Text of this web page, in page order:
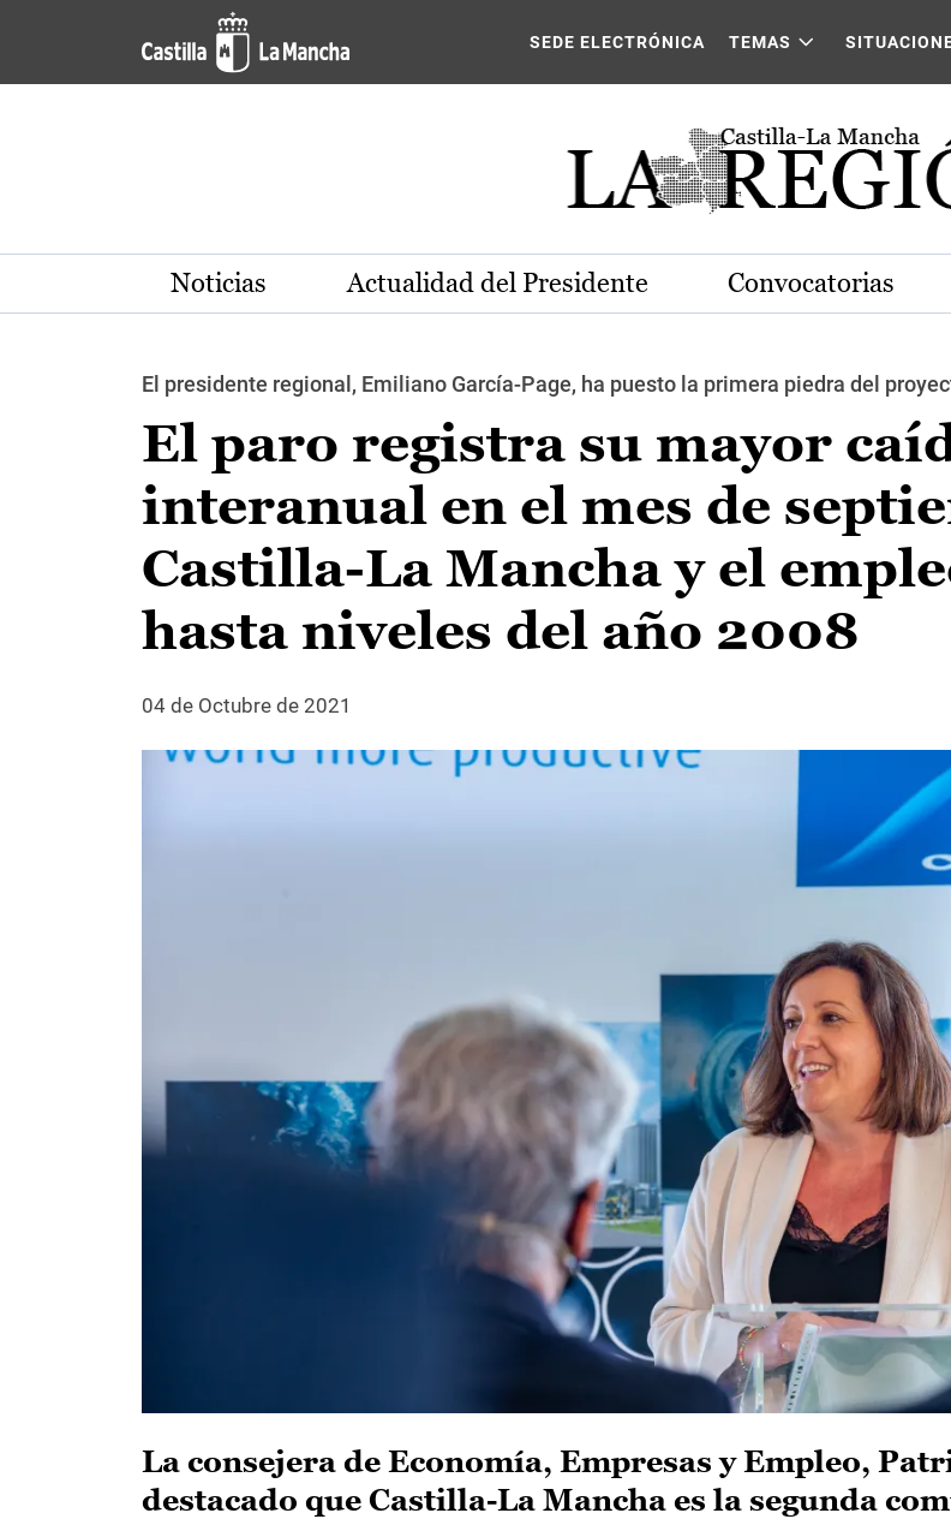
Pasar al contenido principal
SEDE ELECTRÓNICA TEMAS
Noticias Actualidad del Presidente Convocatorias
El presidente regional, Emiliano García-Page, ha puesto la primera piedra del
El paro registra su mayor
interanual en el mes de
Castilla-La Mancha y el
hasta niveles del año 2008
04 de Octubre de 2021
La consejera de Economía, Empresas y Empleo,
destacado que Castilla-La Mancha es la segunda